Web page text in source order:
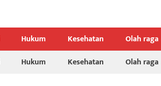
Hukum Kesehatan
Olah raga
Hukum Kesehatan Olah raga